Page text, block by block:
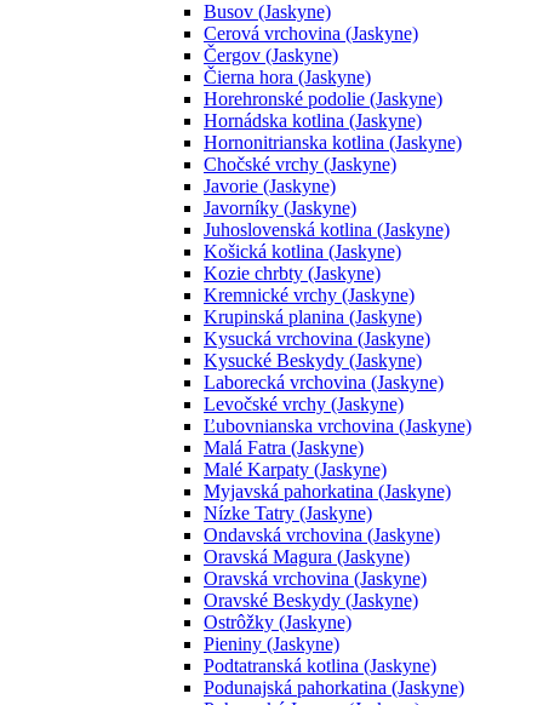
Busov (Jaskyne)
Cerová vrchovina (Jaskyne)
Čergov (Jaskyne)
Čierna hora (Jaskyne)
Horehronské podolie (Jaskyne)
Hornádska kotlina (Jaskyne)
Hornonitrianska kotlina (Jaskyne)
Chočské vrchy (Jaskyne)
Javorie (Jaskyne)
Javorníky (Jaskyne)
Juhoslovenská kotlina (Jaskyne)
Košická kotlina (Jaskyne)
Kozie chrbty (Jaskyne)
Kremnické vrchy (Jaskyne)
Krupinská planina (Jaskyne)
Kysucká vrchovina (Jaskyne)
Kysucké Beskydy (Jaskyne)
Laborecká vrchovina (Jaskyne)
Levočské vrchy (Jaskyne)
Ľubovnianska vrchovina (Jaskyne)
Malá Fatra (Jaskyne)
Malé Karpaty (Jaskyne)
Myjavská pahorkatina (Jaskyne)
Nízke Tatry (Jaskyne)
Ondavská vrchovina (Jaskyne)
Oravská Magura (Jaskyne)
Oravská vrchovina (Jaskyne)
Oravské Beskydy (Jaskyne)
Ostrôžky (Jaskyne)
Pieniny (Jaskyne)
Podtatranská kotlina (Jaskyne)
Podunajská pahorkatina (Jaskyne)